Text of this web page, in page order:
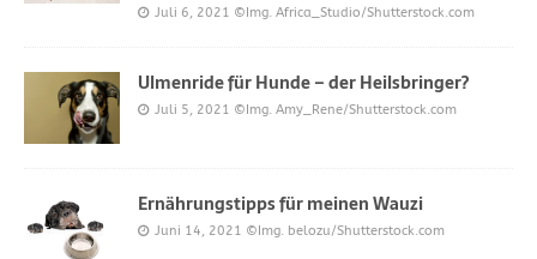
Juli 6, 2021 ©Img. Africa_Studio/Shutterstock.com
Ulmenride für Hunde – der Heilsbringer?
Juli 5, 2021 ©Img. Amy_Rene/Shutterstock.com
Ernährungstipps für meinen Wauzi
Juni 14, 2021 ©Img. belozu/Shutterstock.com